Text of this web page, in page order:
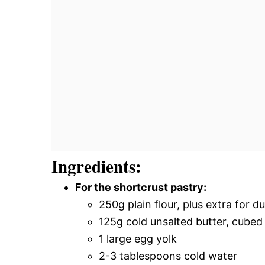
Ingredients:
For the shortcrust pastry:
250g plain flour, plus extra for
125g cold unsalted butter, cubed
1 large egg yolk
2-3 tablespoons cold water